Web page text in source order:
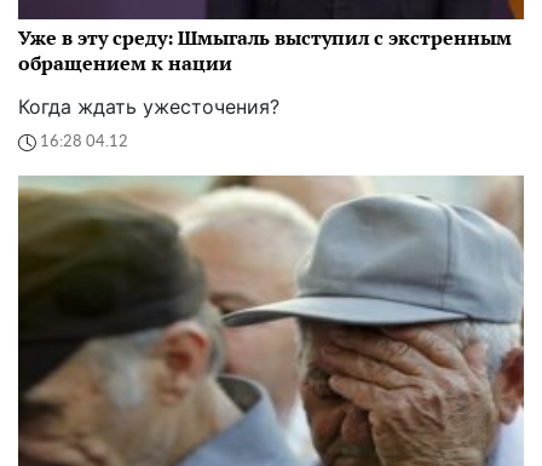
Уже в эту среду: Шмыгаль выступил с экстренным
обращением к нации
Когда ждать ужесточения?
16:28 04.12